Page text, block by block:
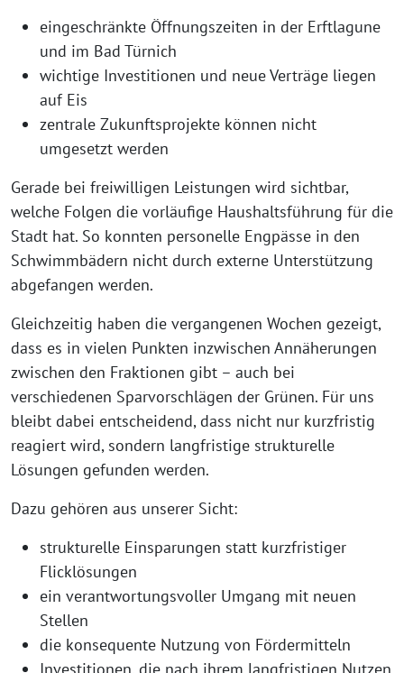
eingeschränkte Öffnungszeiten in der Erftlagune
und im Bad Türnich
wichtige Investitionen und neue Verträge liegen
auf Eis
zentrale Zukunftsprojekte können nicht
umgesetzt werden
Gerade bei freiwilligen Leistungen wird sichtbar,
welche Folgen die vorläufige Haushaltsführung für die
Stadt hat. So konnten personelle Engpässe in den
Schwimmbädern nicht durch externe Unterstützung
abgefangen werden.
Gleichzeitig haben die vergangenen Wochen gezeigt,
dass es in vielen Punkten inzwischen Annäherungen
zwischen den Fraktionen gibt – auch bei
verschiedenen Sparvorschlägen der Grünen. Für uns
bleibt dabei entscheidend, dass nicht nur kurzfristig
reagiert wird, sondern langfristige strukturelle
Lösungen gefunden werden.
Dazu gehören aus unserer Sicht:
strukturelle Einsparungen statt kurzfristiger
Flicklösungen
ein verantwortungsvoller Umgang mit neuen
Stellen
die konsequente Nutzung von Fördermitteln